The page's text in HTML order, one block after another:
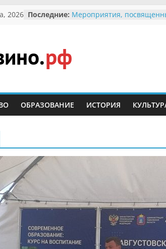
2026 Последние: Мероприятия,
Безопасность в сети
Ученики приняли участие
мероприятии «Сохраним
заповедника родились
суслики
ОБРАЗОВАНИЕ ИСТОРИЯ